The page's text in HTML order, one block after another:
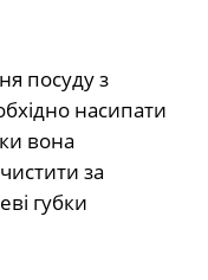
посуду з
насипати
вона
за
губки